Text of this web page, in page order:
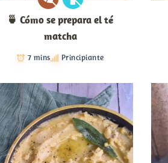
🍵 Cómo se prepara el té
matcha
7 mins Principiante